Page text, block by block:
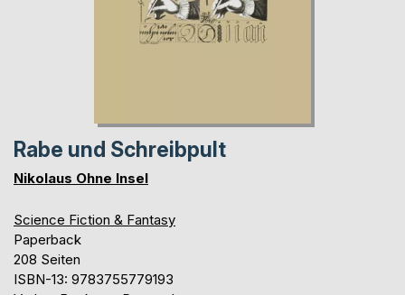
Rabe und Schreibpult
Nikolaus Ohne Insel
Science Fiction & Fantasy
Paperback
208 Seiten
ISBN-13: 9783755779193